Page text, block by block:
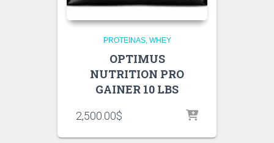
PROTEINAS WHEY
OPTIMUS
NUTRITION PRO
GAINER 10 LBS
2,500.00$